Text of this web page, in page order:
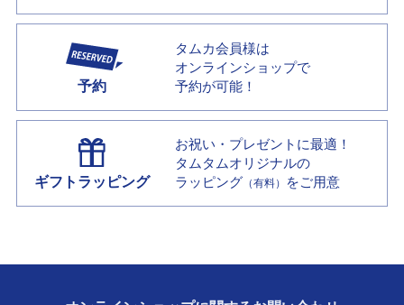
予約
タムカ会員様は
オンラインショップで
予約が可能！
ギフトラッピング
お祝い・プレゼントに最適！
タムタムオリジナルの
ラッピング （有料） をご用意